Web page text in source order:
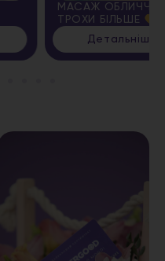
МАСАЖ ОБЛИЧЧЯ + ЩЕ
ТРОХИ БІЛЬШЕ
Детальніше